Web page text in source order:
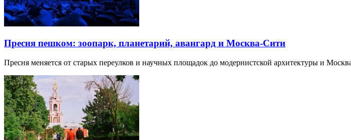
Пресня пешком: зоопарк, планетарий, авангард и Москва-Сити
Пресня меняется от старых переулков и научных площадок до модернистской архитектуры и